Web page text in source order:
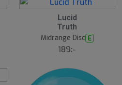
Lucid
Truth
Midrange Disc E
189:-